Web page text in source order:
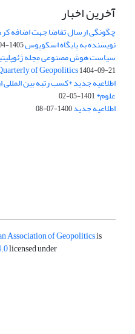
آخرین اخبار
چگونگی ارسال تقاضا جهت اضافه
نویسنده به پایگاه اسکوپوس1405-04-27
سیاست هوش مصنوعی مجله
of Geopolitics1404-09-21
اطلاعیه جدید *کسب رتبه بین
علوم*1401-05-02
اطلاعیه جدید1400-07-08
Association of Geopoliticsis
licensed under